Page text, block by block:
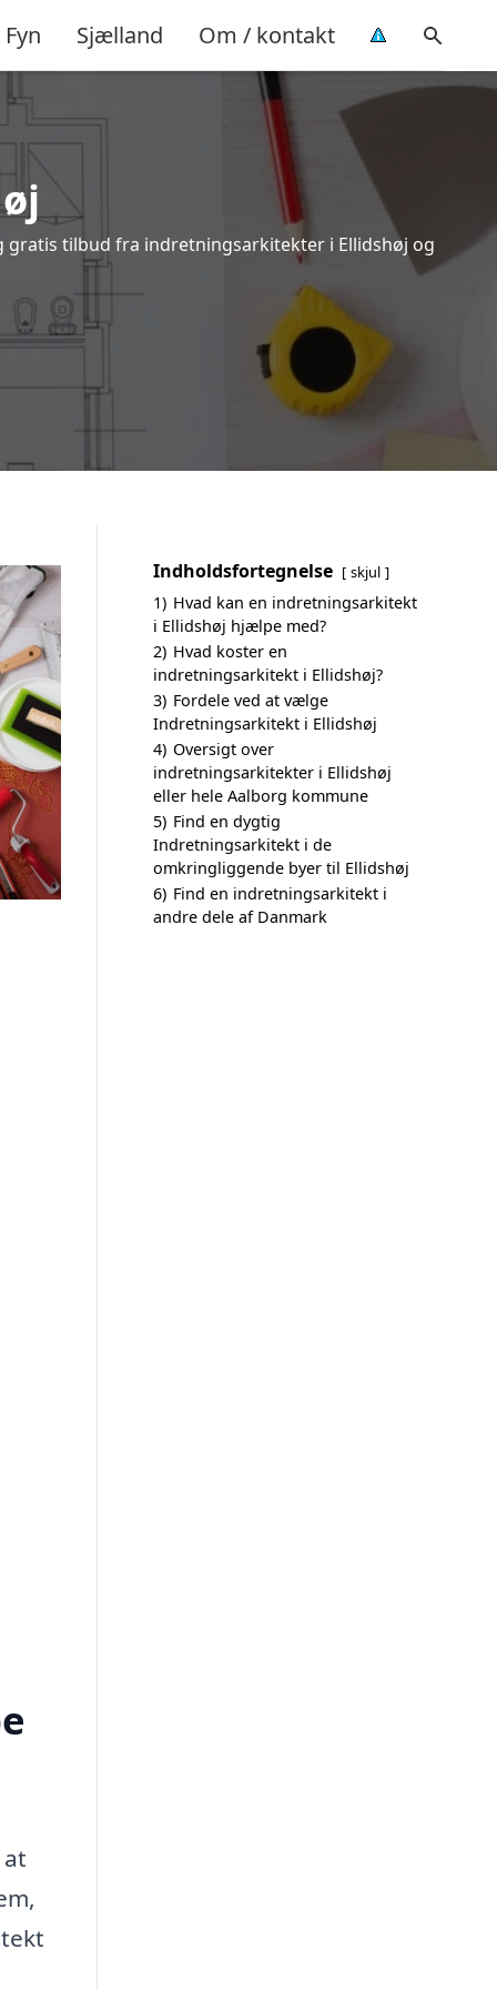
Fyn Sjælland Om / kontakt
gratis tilbud fra indretningsarkitekter i Ellidshøj og
Indholdsfortegnelse skjul
1) Hvad kan en indretningsarkitekt
i Ellidshøj hjælpe med?
2) Hvad koster en
indretningsarkitekt i Ellidshøj?
3) Fordele ved at vælge
Indretningsarkitekt i Ellidshøj
4) Oversigt over
indretningsarkitekter i Ellidshøj
eller hele Aalborg kommune
5) Find en dygtig
Indretningsarkitekt i de
omkringliggende byer til Ellidshøj
6) Find en indretningsarkitekt i
andre dele af Danmark